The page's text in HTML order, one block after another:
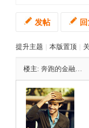
发帖
提升主题 本版置顶
楼主: 奔跑的金融小生